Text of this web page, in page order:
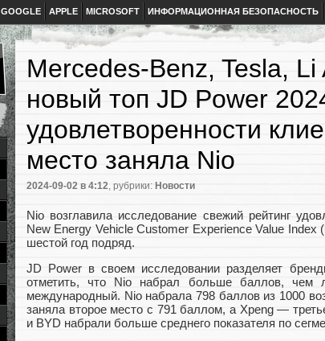
GOOGLE APPLE MICROSOFT ИНФОРМАЦИОННАЯ БЕЗОПАСНОСТЬ
Mercedes-Benz, Tesla,
новый топ JD Power
удовлетворенности
место заняла Nio
2024-09-02 в 4:12, рубрики: Новости
Nio возглавила исследование свежий рейтинг
New Energy Vehicle Customer Experience Value Index
шестой год подряд.
JD Power в своем исследовании разделяет
отметить, что Nio набрал больше баллов, чем
международный. Nio набрала 798 баллов из 1000
заняла второе место с 791 баллом, а Xpeng —
и BYD набрали больше среднего показателя по